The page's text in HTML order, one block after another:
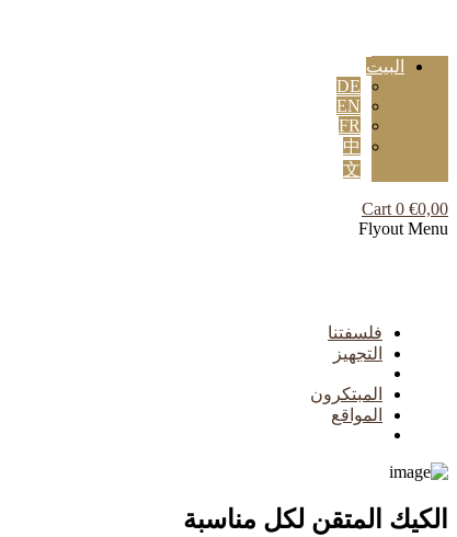
البيت
DE
EN
FR
中
文
€0,00
0
Cart
Flyout Menu
فلسفتنا
التجهيز
المبتكرون
المواقع
الكيك المتقن لكل مناسبة